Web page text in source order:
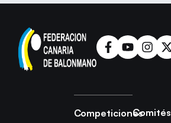
CompeticionesComités